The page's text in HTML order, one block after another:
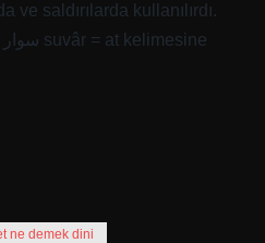
ve saldırılarda kullanılırdı.
ne demek dini